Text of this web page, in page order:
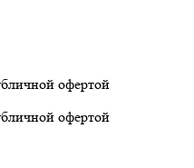
офертой
офертой